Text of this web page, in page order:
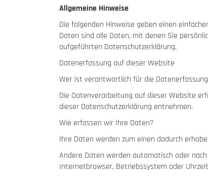
Allgemeine Hinweise
Die folgenden Hinweise geben einen
Daten sind alle Daten, mit denen Sie
aufgeführten Datenschutzerklärung.
Datenerfassung auf dieser Website
Wer ist verantwortlich für die
Die Datenverarbeitung auf dieser Website
dieser Datenschutzerklärung entnehmen.
Wie erfassen wir Ihre Daten?
Ihre Daten werden zum einen dadurch
Andere Daten werden automatisch oder
Internetbrowser, Betriebssystem oder